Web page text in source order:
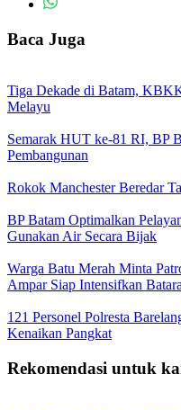
Baca Juga
Tiga Dekade di Batam,
Melayu
Semarak HUT ke-81 RI, BP
Pembangunan
Rokok Manchester Beredar
BP Batam Optimalkan
Gunakan Air Secara Bijak
Warga Batu Merah Minta
Ampar Siap Intensifkan
121 Personel Polresta
Kenaikan Pangkat
Rekomendasi untuk